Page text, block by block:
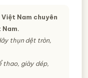
Nam chuyên
thụn dệt tròn,
thao, giày dép,